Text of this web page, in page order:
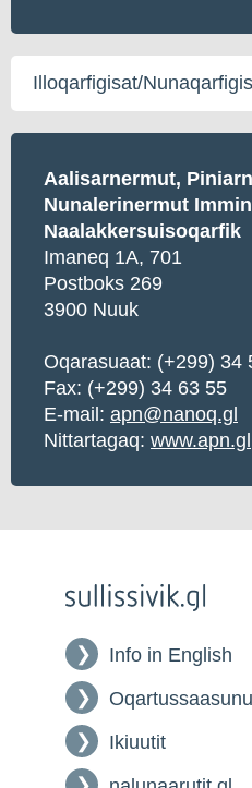
Illoqarfigisat/Nunaqarfigisat
toqqaruk
Aalisarnermut,
Nunalerinermut
Naalakkersuisoqarfik
Imaneq 1A, 701
Postboks 269
3900 Nuuk
Oqarasuaat: (+299) 34
Fax: (+299) 34 63 55
E-mail: apn@nanoq.gl
Nittartagaq: www.apn.gl
Info in English
Ikiuutit